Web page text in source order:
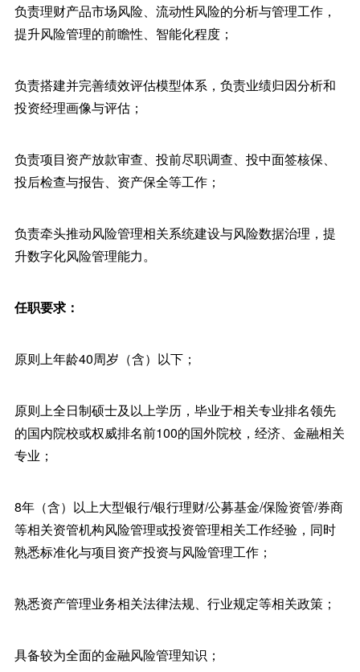
负责理财产品市场风险、流动性风险的分析与管理工作，
提升风险管理的前瞻性、智能化程度；
负责搭建并完善绩效评估模型体系，负责业绩归因分析和
投资经理画像与评估；
负责项目资产放款审查、投前尽职调查、投中面签核保、
投后检查与报告、资产保全等工作；
负责牵头推动风险管理相关系统建设与风险数据治理，提
升数字化风险管理能力。
任职要求：
原则上年龄40周岁（含）以下；
原则上全日制硕士及以上学历，毕业于相关专业排名领先
的国内院校或权威排名前100的国外院校，经济、金融相关
专业；
8年（含）以上大型银行/银行理财/公募基金/保险资管/券商
等相关资管机构风险管理或投资管理相关工作经验，同时
熟悉标准化与项目资产投资与风险管理工作；
熟悉资产管理业务相关法律法规、行业规定等相关政策；
具备较为全面的金融风险管理知识；